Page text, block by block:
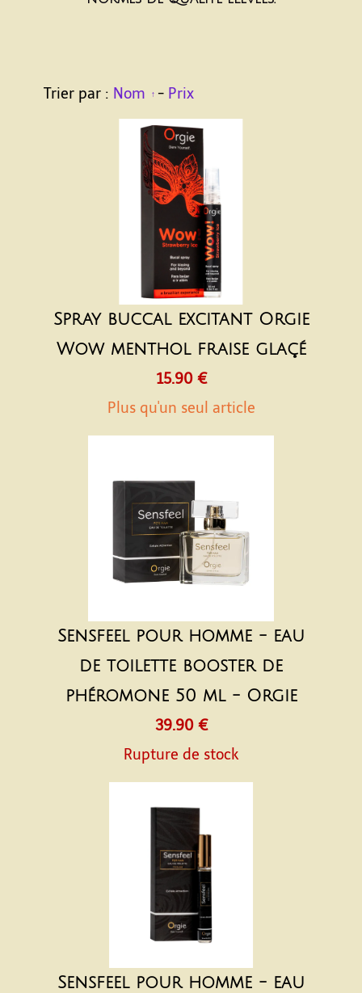
Trier par : Nom - Prix
Spray buccal excitant Orgie
Wow menthol fraise glaçé
15.90 €
Plus qu'un seul article
Sensfeel pour homme - eau
de toilette booster de
phéromone 50 ml - Orgie
39.90 €
Rupture de stock
Sensfeel pour homme - eau